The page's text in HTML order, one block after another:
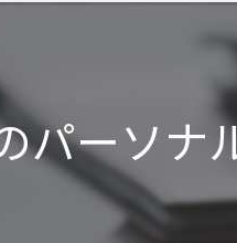
パーソナ